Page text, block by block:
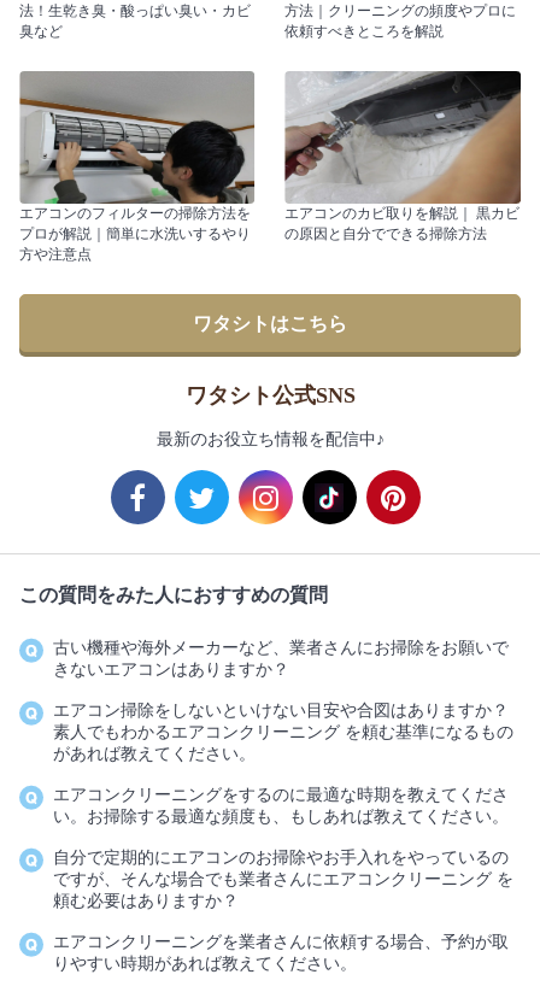
法！生乾き臭・酸っぱい臭い・カビ
臭など
方法｜クリーニングの頻度やプロに
依頼すべきところを解説
エアコンのフィルターの掃除方法を
プロが解説｜簡単に水洗いするやり
方や注意点
エアコンのカビ取りを解説｜ 黒カビ
の原因と自分でできる掃除方法
ワタシトはこちら
ワタシト公式SNS
最新のお役立ち情報を配信中♪
この質問をみた人におすすめの質問
古い機種や海外メーカーなど、業者さんにお掃除をお願いで
きないエアコンはありますか？
エアコン掃除をしないといけない目安や合図はありますか？
素人でもわかるエアコンクリーニング を頼む基準になるもの
があれば教えてください。
エアコンクリーニングをするのに最適な時期を教えてくださ
い。お掃除する最適な頻度も、もしあれば教えてください。
自分で定期的にエアコンのお掃除やお手入れをやっているの
ですが、そんな場合でも業者さんにエアコンクリーニング を
頼む必要はありますか？
エアコンクリーニングを業者さんに依頼する場合、予約が取
りやすい時期があれば教えてください。